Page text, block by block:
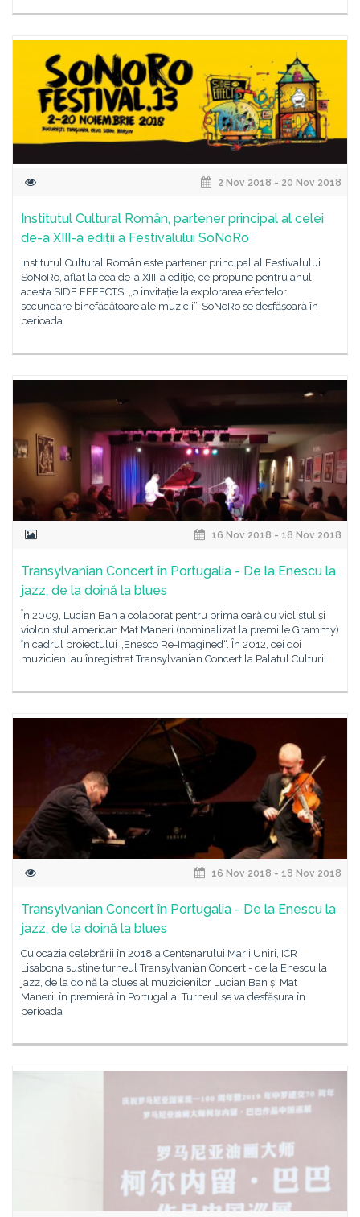
2 Nov 2018 - 20 Nov 2018
Institutul Cultural Român, partener principal al celei
de-a XIII-a ediții a Festivalului SoNoRo
Institutul Cultural Român este partener principal al Festivalului
SoNoRo, aflat la cea de-a XIII-a ediție, ce propune pentru anul
acesta SIDE EFFECTS, „o invitație la explorarea efectelor
secundare binefăcătoare ale muzicii”. SoNoRo se desfășoară în
perioada
16 Nov 2018 - 18 Nov 2018
Transylvanian Concert în Portugalia - De la Enescu la
jazz, de la doină la blues
În 2009, Lucian Ban a colaborat pentru prima oară cu violistul și
violonistul american Mat Maneri (nominalizat la premiile Grammy)
în cadrul proiectului „Enesco Re-Imagined“. În 2012, cei doi
muzicieni au înregistrat Transylvanian Concert la Palatul Culturii
16 Nov 2018 - 18 Nov 2018
Transylvanian Concert în Portugalia - De la Enescu la
jazz, de la doină la blues
Cu ocazia celebrării în 2018 a Centenarului Marii Uniri, ICR
Lisabona susține turneul Transylvanian Concert - de la Enescu la
jazz, de la doină la blues al muzicienilor Lucian Ban și Mat
Maneri, în premieră în Portugalia. Turneul se va desfășura în
perioada